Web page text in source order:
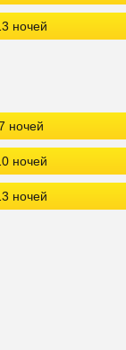
ночей
ночей
ночей
ночей